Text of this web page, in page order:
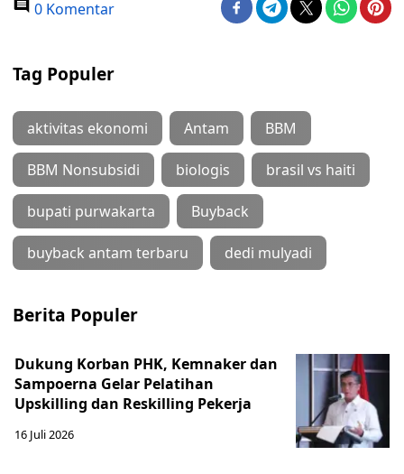
0 Komentar
Tag Populer
aktivitas ekonomi Antam BBM
BBM Nonsubsidi biologis brasil vs haiti
bupati purwakarta Buyback
buyback antam terbaru dedi mulyadi
Berita Populer
Dukung Korban PHK, Kemnaker dan
Sampoerna Gelar Pelatihan
Upskilling dan Reskilling Pekerja
16 Juli 2026